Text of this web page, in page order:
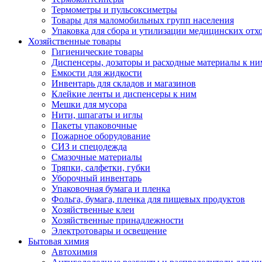
Термометры и пульсоксиметры
Товары для маломобильных групп населения
Упаковка для сбора и утилизации медицинских
Хозяйственные товары
Гигиенические товары
Диспенсеры, дозаторы и расходные материалы к
Емкости для жидкости
Инвентарь для складов и магазинов
Клейкие ленты и диспенсеры к ним
Мешки для мусора
Нити, шпагаты и иглы
Пакеты упаковочные
Пожарное оборудование
СИЗ и спецодежда
Смазочные материалы
Тряпки, салфетки, губки
Уборочный инвентарь
Упаковочная бумага и пленка
Фольга, бумага, пленка для пищевых продуктов
Хозяйственные клеи
Хозяйственные принадлежности
Электротовары и освещение
Бытовая химия
Автохимия